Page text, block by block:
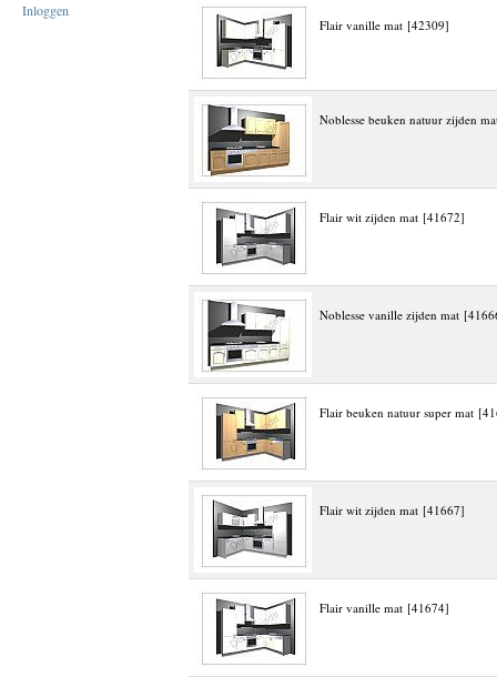
Inloggen
Flair vanille mat [42309]
Noblesse beuken natuur zijden
Flair wit zijden mat [41672]
Noblesse vanille zijden mat
Flair beuken natuur super mat
Flair wit zijden mat [41667]
Flair vanille mat [41674]